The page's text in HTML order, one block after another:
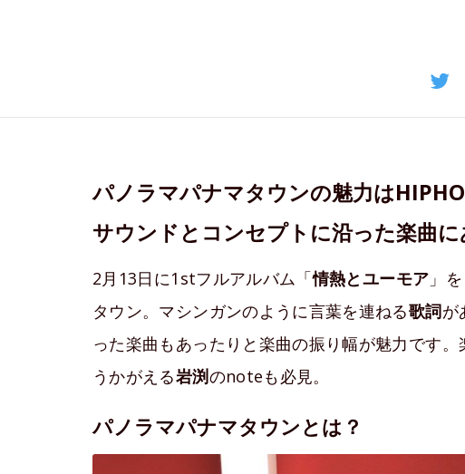
パノラマパナマタウンの魅力は
サウンドとコンセプトに沿った楽曲に
2月13日に1stフルアルバム「情熱とユーモア 」
タウン。マシンガンのように言葉を連ねる歌詞が
った楽曲もあったりと楽曲の振り幅が魅力です。
うかがえる岩渕のnoteも必見。
パノラマパナマタウンとは？